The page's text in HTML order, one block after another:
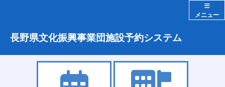
メニュー
長野県文化振興事業団施設予約システム